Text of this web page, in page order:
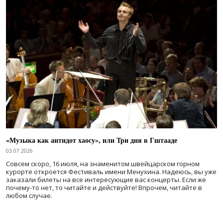
«Музыка как антидот хаосу», или Три дня в Гштааде
03.07.2026
Совсем скоро, 16 июля, на знаменитом швейцарском горном
курорте откроется Фестиваль имени Менухина. Надеюсь, вы уже
заказали билеты на все интересующие вас концерты. Если же
почему-то нет, то читайте и действуйте! Впрочем, читайте в
любом случае.